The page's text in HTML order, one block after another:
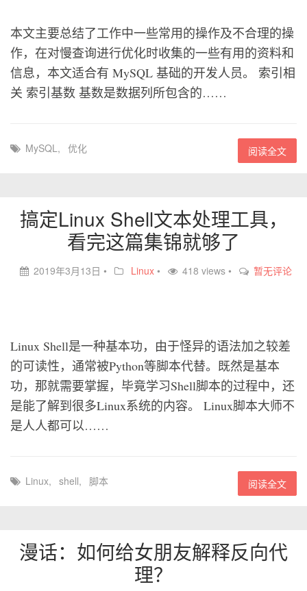
本文主要总结了工作中一些常用的操作及不合理的操
作，在对慢查询进行优化时收集的一些有用的资料和
信息，本文适合有 MySQL 基础的开发人员。 索引相
关 索引基数 基数是数据列所包含的……
MySQL, 优化 阅读全文
搞定Linux Shell文本处理工具，
看完这篇集锦就够了
2019年3月13日 • Linux • 418 views • 暂无评论
Linux Shell是一种基本功，由于怪异的语法加之较差
的可读性，通常被Python等脚本代替。既然是基本
功，那就需要掌握，毕竟学习Shell脚本的过程中，还
是能了解到很多Linux系统的内容。 Linux脚本大师不
是人人都可以……
Linux, shell, 脚本 阅读全文
漫话：如何给女朋友解释反向代
理？